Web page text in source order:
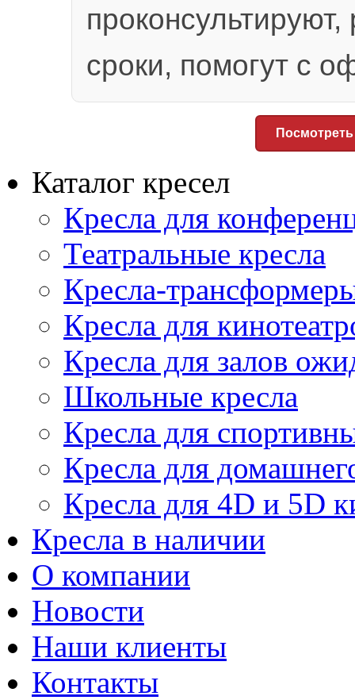
сроки, помогут с
Каталог кресел
Кресла для
Театральные кресла
Кресла-
Кресла для
Кресла для залов
Школьные кресла
Кресла для
Кресла для
Кресла для 4D и 5D
Кресла в наличии
О компании
Новости
Наши клиенты
Контакты